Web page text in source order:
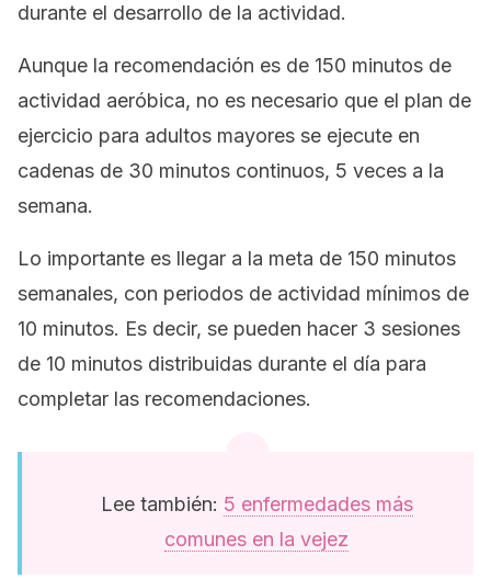
durante el desarrollo de la actividad.
Aunque la recomendación es de 150 minutos de
actividad aeróbica, no es necesario que el plan de
ejercicio para adultos mayores se ejecute en
cadenas de 30 minutos continuos, 5 veces a la
semana.
Lo importante es llegar a la meta de 150 minutos
semanales, con periodos de actividad mínimos de
10 minutos. Es decir, se pueden hacer 3 sesiones
de 10 minutos distribuidas durante el día para
completar las recomendaciones.
Lee también: 5 enfermedades más
comunes en la vejez